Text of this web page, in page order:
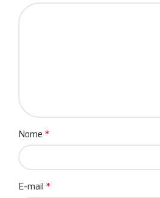
Nome *
E-mail *